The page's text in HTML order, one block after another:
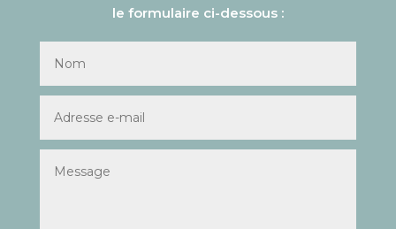
le formulaire ci-dessous :